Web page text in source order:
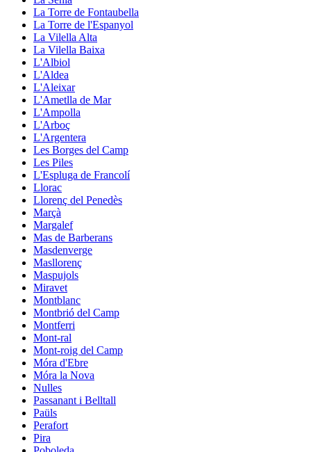
La Torre de Fontaubella
La Torre de l'Espanyol
La Vilella Alta
La Vilella Baixa
L'Albiol
L'Aldea
L'Aleixar
L'Ametlla de Mar
L'Ampolla
L'Arboç
L'Argentera
Les Borges del Camp
Les Piles
L'Espluga de Francolí
Llorac
Llorenç del Penedès
Marçà
Margalef
Mas de Barberans
Masdenverge
Masllorenç
Maspujols
Miravet
Montblanc
Montbrió del Camp
Montferri
Mont-ral
Mont-roig del Camp
Móra d'Ebre
Móra la Nova
Nulles
Passanant i Belltall
Paüls
Perafort
Pira